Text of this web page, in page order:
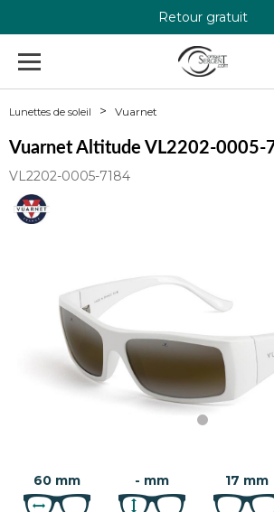
Retour gratuit
+33 4 79 24 76 84
Lunettes de soleil Vuarnet
Vuarnet Altitude VL2202-0005-
VL2202-0005-7184
60 mm - mm 17 mm